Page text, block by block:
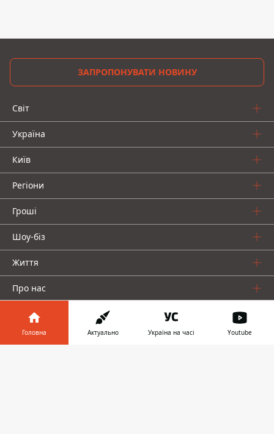
ЗАПРОПОНУВАТИ НОВИНУ
Світ
Україна
Київ
Регіони
Гроші
Шоу-біз
Життя
Про нас
Головна Актуально Україна на часі Youtube